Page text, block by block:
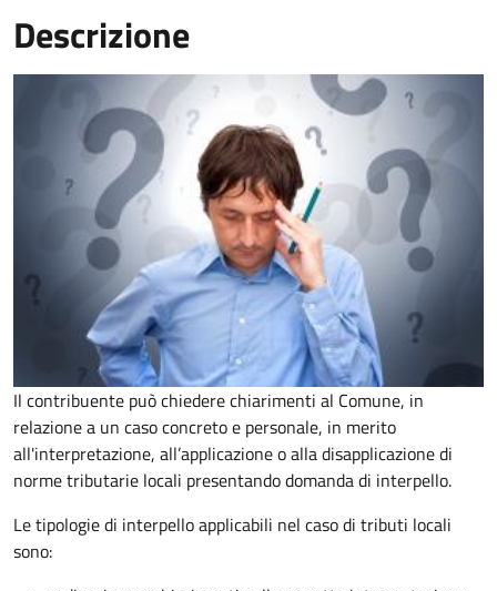
Descrizione
Il contribuente può chiedere chiarimenti al Comune, in
relazione a un caso concreto e personale, in merito
all'interpretazione, all’applicazione o alla disapplicazione di
norme tributarie locali presentando domanda di interpello.
Le tipologie di interpello applicabili nel caso di tributi locali
sono: